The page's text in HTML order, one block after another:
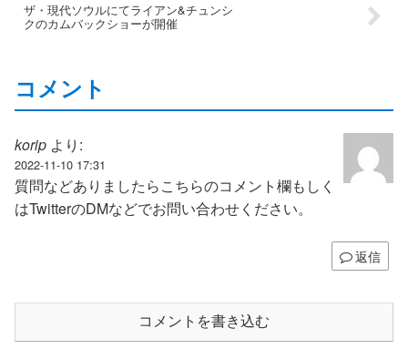
ザ・現代ソウルにてライアン&チュンシ
クのカムバックショーが開催
コメント
korip より:
2022-11-10 17:31
質問などありましたらこちらのコメント欄もしく
はTwitterのDMなどでお問い合わせください。
返信
コメントを書き込む